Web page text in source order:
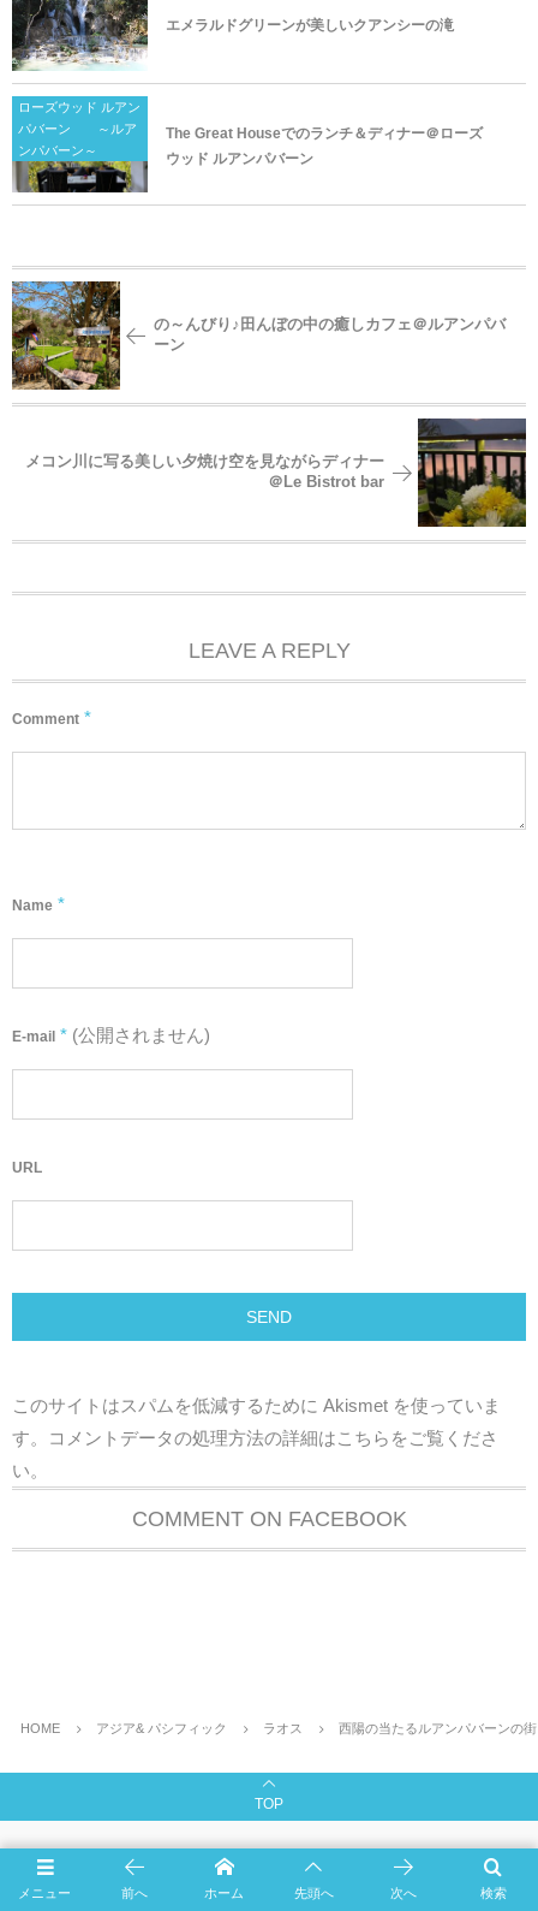
エメラルドグリーンが美しいクアンシーの滝
ローズウッド ルアン
パバーン ～ルア
ンパバーン～
The Great Houseでのランチ＆ディナー＠ローズ
ウッド ルアンパバーン
の～んびり♪田んぼの中の癒しカフェ＠ルアンパバ
ーン
メコン川に写る美しい夕焼け空を見ながらディナー
＠Le​ Bistrot​ bar
LEAVE A REPLY
Comment *
Name *
E-mail * (公開されません)
URL
このサイトはスパムを低減するために Akismet を使っていま
す。
コメントデータの処理方法の詳細はこちらをご覧くださ
い。
COMMENT ON FACEBOOK
HOME アジア& パシフィック ラオス 西陽の当たるルアンパバーンの
TOP
ホーム ホテル ヨーロッパ アジア& パシフィック
メニュー 検索
前へ ホーム 先頭へ 次へ